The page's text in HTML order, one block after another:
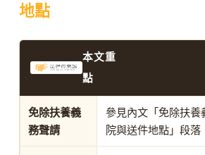
地點
本文重
點
免除扶養義
務聲請
參見內文「免除扶養
院與送件地點」段落